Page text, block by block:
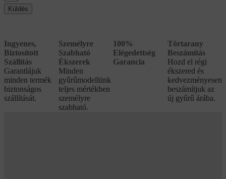
Küldés
Ingyenes,
Biztosított
Szállítás
Garantlájuk
minden termék
biztonságos
szállítását.
Személyre
Szabható
Ékszerek
Minden
gyűrűmodellünk
teljes mértékben
személyre
szabható.
100%
Elégedettség
Garancia
Törtarany
Beszámítás
Hozd el régi
ékszered és
kedvezményesen
beszámítjuk az
új gyűrű árába.